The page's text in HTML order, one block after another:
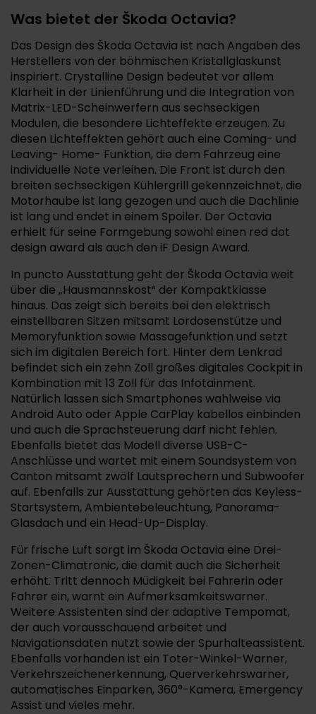
Was bietet der Škoda Octavia?
Das Design des Škoda Octavia ist nach Angaben des
Herstellers von der böhmischen Kristallglaskunst
inspiriert. Crystalline Design bedeutet vor allem
Klarheit in der Linienführung und die Integration von
Matrix-LED-Scheinwerfern aus sechseckigen
Modulen, die besondere Lichteffekte erzeugen. Zu
diesen Lichteffekten gehört auch eine Coming- und
Leaving- Home- Funktion, die dem Fahrzeug eine
individuelle Note verleihen. Die Front ist durch den
breiten sechseckigen Kühlergrill gekennzeichnet, die
Motorhaube ist lang gezogen und auch die Dachlinie
ist lang und endet in einem Spoiler. Der Octavia
erhielt für seine Formgebung sowohl einen red dot
design award als auch den iF Design Award.
In puncto Ausstattung geht der Škoda Octavia weit
über die „Hausmannskost“ der Kompaktklasse
hinaus. Das zeigt sich bereits bei den elektrisch
einstellbaren Sitzen mitsamt Lordosenstütze und
Memoryfunktion sowie Massagefunktion und setzt
sich im digitalen Bereich fort. Hinter dem Lenkrad
befindet sich ein zehn Zoll großes digitales Cockpit in
Kombination mit 13 Zoll für das Infotainment.
Natürlich lassen sich Smartphones wahlweise via
Android Auto oder Apple CarPlay kabellos einbinden
und auch die Sprachsteuerung darf nicht fehlen.
Ebenfalls bietet das Modell diverse USB-C-
Anschlüsse und wartet mit einem Soundsystem von
Canton mitsamt zwölf Lautsprechern und Subwoofer
auf. Ebenfalls zur Ausstattung gehörten das Keyless-
Startsystem, Ambientebeleuchtung, Panorama-
Glasdach und ein Head-Up-Display.
Für frische Luft sorgt im Škoda Octavia eine Drei-
Zonen-Climatronic, die damit auch die Sicherheit
erhöht. Tritt dennoch Müdigkeit bei Fahrerin oder
Fahrer ein, warnt ein Aufmerksamkeitswarner.
Weitere Assistenten sind der adaptive Tempomat,
der auch vorausschauend arbeitet und
Navigationsdaten nutzt sowie der Spurhalteassistent.
Ebenfalls vorhanden ist ein Toter-Winkel-Warner,
Verkehrszeichenerkennung, Querverkehrswarner,
automatisches Einparken, 360°-Kamera, Emergency
Assist und vieles mehr.